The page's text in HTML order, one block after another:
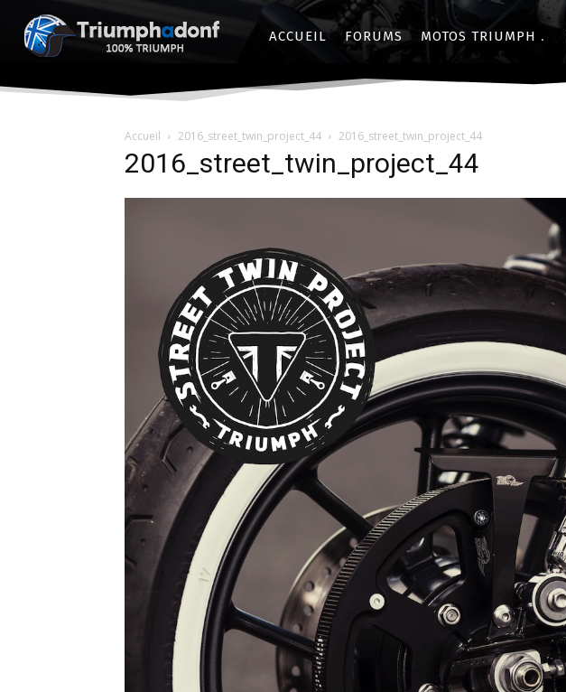
ACCUEIL FORUMS MOTOS TRIUMPH
Accueil 2016_street_twin_project_44 2016_street_twin_project_44
2016_street_twin_project_44